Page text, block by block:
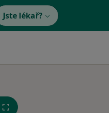
Jste lékař?